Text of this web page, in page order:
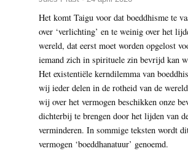
Het komt Taigu voor dat boeddhisme te
over ‘verlichting’ en te weinig over het
wereld, dat eerst moet worden opgelost
iemand zich in spirituele zin bevrijd kan
Het existentiële kerndilemma van
wij ieder delen in de rotheid van de
wij over het vermogen beschikken onze
dichterbij te brengen door het lijden van
verminderen. In sommige teksten wordt
vermogen ‘boeddhanatuur’ genoemd.